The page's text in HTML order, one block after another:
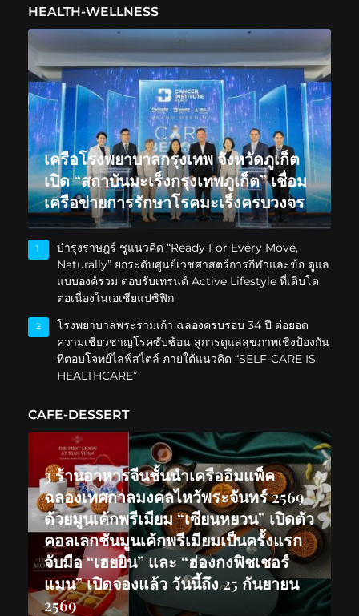
HEALTH-WELLNESS
เครือโรงพยาบาลกรุงเทพ จังหวัดภูเก็ต
เปิด “สถาบันมะเร็งกรุงเทพภูเก็ต” เชื่อม
เครือข่ายการรักษาโรคมะเร็งครบวงจร
1
บำรุงราษฎร์ ชูแนวคิด “Ready For Every Move,
Naturally” ยกระดับศูนย์เวชศาสตร์การกีฬาและข้อ ดูแล
แบบองค์รวม ตอบรับเทรนด์ Active Lifestyle ที่เติบโต
ต่อเนื่องในเอเชียแปซิฟิก
2
โรงพยาบาลพระรามเก้า ฉลองครบรอบ 34 ปี ต่อยอด
ความเชี่ยวชาญโรคซับซ้อน สู่การดูแลสุขภาพเชิงป้องกัน
ที่ตอบโจทย์ไลฟ์สไตล์ ภายใต้แนวคิด “SELF-CARE IS
HEALTHCARE”
CAFE-DESSERT
3 ร้านอาหารจีนชั้นนำเครืออิมแพ็ค
ฉลองเทศกาลมงคลไหว้พระจันทร์ 2569
ด้วยมูนเค้กพรีเมียม “เซียนหยวน” เปิดตัว
คอลเลกชันมูนเค้กพรีเมียมเป็นครั้งแรก
จับมือ “เฮยยิน” และ “ฮ่องกงฟิชเชอร์
แมน” เปิดจองแล้ว วันนี้ถึง 25 กันยายน
2569